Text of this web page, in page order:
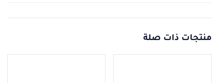
منتجات ذات صلة